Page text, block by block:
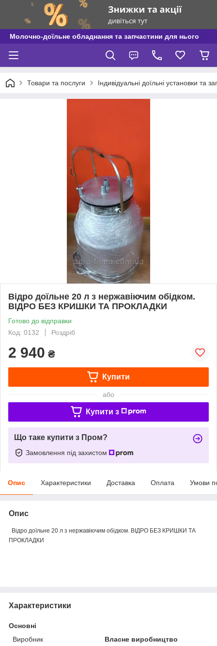
Молочно-доїльне обладнання та запчастини для нього
Товари та послуги Індивідуальні доїльні установки та
Відро доїльне 20 л з нержавіючим обідком.
ВІДРО БЕЗ КРИШКИ ТА ПРОКЛАДКИ
Готово до відправки
Код: 0132
Роздріб
2 940 ₴
Купити
або
Купити з
Що таке купити з Пром?
Замовлення під захистом
Опис Характеристики Доставка Оплата Умови
Опис
Відро доїльне 20 л з нержавіючим обідком. ВІДРО БЕЗ КРИШКИ ТА
ПРОКЛАДКИ
Характеристики
Основні
Виробник
Власне виробництво